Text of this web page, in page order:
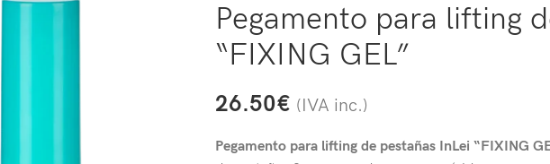
Pegamento para lifting
“FIXING GEL”
26.50€ (IVA inc.)
Pegamento para lifting de pestañas InLei “FIXING